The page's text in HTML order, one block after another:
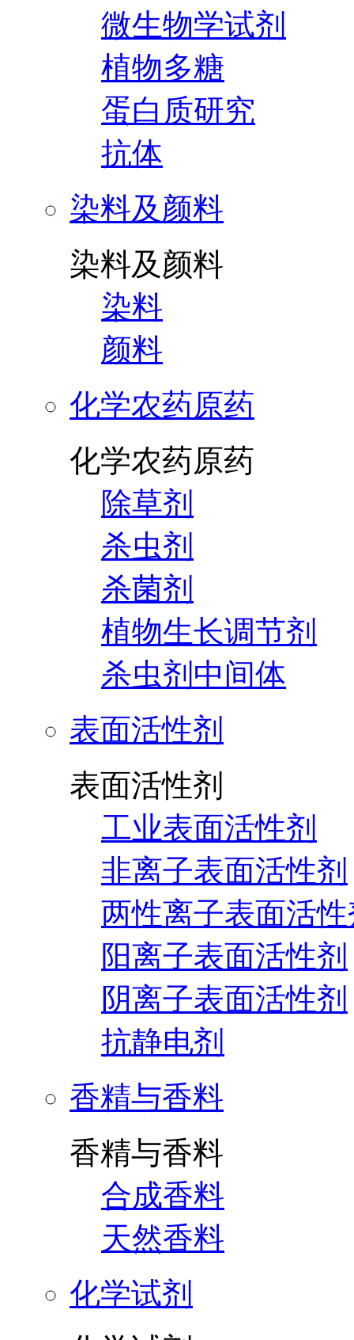
微生物学试剂
植物多糖
蛋白质研究
抗体
染料及颜料
染料及颜料
染料
颜料
化学农药原药
化学农药原药
除草剂
杀虫剂
杀菌剂
植物生长调节剂
杀虫剂中间体
表面活性剂
表面活性剂
工业表面活性剂
非离子表面活性剂
两性离子表面活
阳离子表面活性剂
阴离子表面活性剂
抗静电剂
香精与香料
香精与香料
合成香料
天然香料
化学试剂